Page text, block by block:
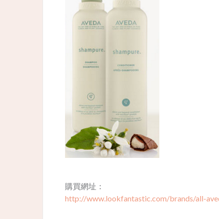
​購買網址：
http://www.lookfantastic.com/brands/all-